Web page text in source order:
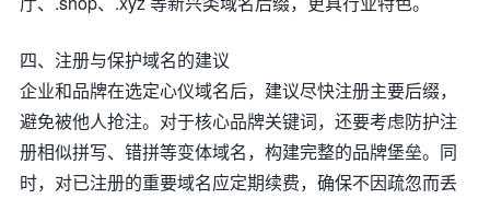
四、注册与保护域名的建议
企业和品牌在选定心仪域名后，建议尽快注册主要后缀，
避免被他人抢注。对于核心品牌关键词，还要考虑防护注
册相似拼写、错拼等变体域名，构建完整的品牌堡垒。同
时，对已注册的重要域名应定期续费，确保不因疏忽而丢